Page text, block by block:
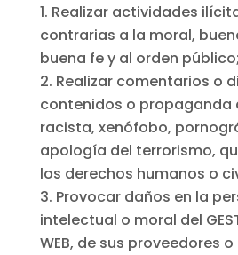
Realizar actividades
contrarias a la moral,
buena fe y al orden público;
Realizar comentarios o
contenidos o propaganda
racista, xenófobo,
apología del terrorismo,
los derechos humanos o
Provocar daños en la
intelectual o moral del
WEB, de sus proveedores